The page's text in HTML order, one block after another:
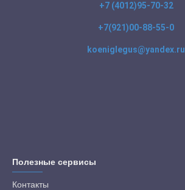
+7 (4012)95-70-32
+7(921)00-88-55-0
koeniglegus@yandex.ru
Полезные сервисы
Контакты